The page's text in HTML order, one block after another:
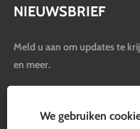
NIEUWSBRIEF
Meld u aan om updates te
en meer.
We gebruiken